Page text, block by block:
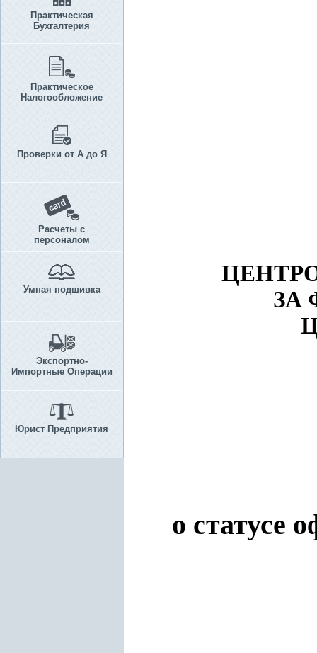
Практическая
Бухгалтерия
Практическое
Налогообложение
Проверки от А до Я
Расчеты с
персоналом
Умная подшивка
Экспортно-
Импортные Операции
Юрист Предприятия
ЗА
о статусе